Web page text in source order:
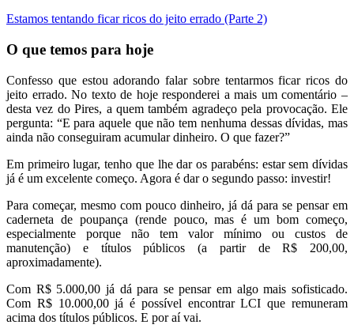
Estamos tentando ficar ricos do jeito errado (Parte 2)
O que temos para hoje
Confesso que estou adorando falar sobre tentarmos ficar ricos do
jeito errado. No texto de hoje responderei a mais um comentário –
desta vez do Pires, a quem também agradeço pela provocação. Ele
pergunta: “E para aquele que não tem nenhuma dessas dívidas, mas
ainda não conseguiram acumular dinheiro. O que fazer?”
Em primeiro lugar, tenho que lhe dar os parabéns: estar sem dívidas
já é um excelente começo. Agora é dar o segundo passo: investir!
Para começar, mesmo com pouco dinheiro, já dá para se pensar em
caderneta de poupança (rende pouco, mas é um bom começo,
especialmente porque não tem valor mínimo ou custos de
manutenção) e títulos públicos (a partir de R$ 200,00,
aproximadamente).
Com R$ 5.000,00 já dá para se pensar em algo mais sofisticado.
Com R$ 10.000,00 já é possível encontrar LCI que remuneram
acima dos títulos públicos. E por aí vai.